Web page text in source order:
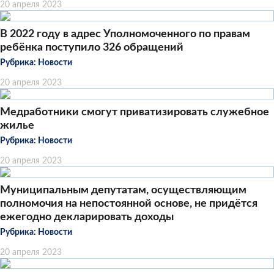
20 апреля 2023
В 2022 году в адрес Уполномоченного по правам
ребёнка поступило 326 обращений
Рубрика: Новости
20 апреля 2023
Медработники смогут приватизировать служебное
жилье
Рубрика: Новости
20 апреля 2023
Муниципальным депутатам, осуществляющим
полномочия на непостоянной основе, не придётся
ежегодно декларировать доходы
Рубрика: Новости
20 апреля 2023